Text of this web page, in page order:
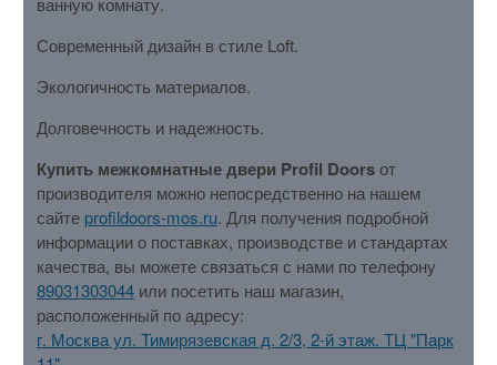
Современный дизайн в стиле Loft.
Экологичность материалов.
Долговечность и надежность.
Купить межкомнатные двери Profil Doorsот
производителя можно непосредственно на нашем
сайте profildoors-mos.ru. Для получения подробной
информации о поставках, производстве и стандартах
качества, вы можете связаться с нами по телефону
89031303044 или посетить наш магазин,
расположенный по адресу:
г. Москва ул. Тимирязевская д. 2/3, 2-й этаж. ТЦ "Парк